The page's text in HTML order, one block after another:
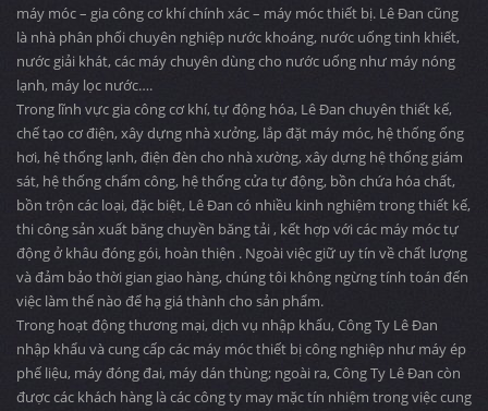
máy móc – gia công cơ khí chính xác – máy móc thiết bị. Lê Đan cũng
là nhà phân phối chuyên nghiệp nước khoáng, nước uống tinh khiết,
nước giải khát, các máy chuyên dùng cho nước uống như máy nóng
lạnh, máy lọc nước….
Trong lĩnh vực gia công cơ khí, tự động hóa, Lê Đan chuyên thiết kế,
chế tạo cơ điện, xây dựng nhà xưởng, lắp đặt máy móc, hệ thống ống
hơi, hệ thống lạnh, điện đèn cho nhà xường, xây dựng hệ thống giám
sát, hệ thống chấm công, hệ thống cửa tự động, bồn chứa hóa chất,
bồn trộn các loại, đặc biệt, Lê Đan có nhiều kinh nghiệm trong thiết kế,
thi công sản xuất băng chuyền băng tải , kết hợp với các máy móc tự
động ở khâu đóng gói, hoàn thiện . Ngoài việc giữ uy tín về chất lượng
và đảm bảo thời gian giao hàng, chúng tôi không ngừng tính toán đến
việc làm thế nào để hạ giá thành cho sản phẩm.
Trong hoạt động thương mại, dịch vụ nhập khẩu, Công Ty Lê Đan
nhập khẩu và cung cấp các máy móc thiết bị công nghiệp như máy ép
phế liệu, máy đóng đai, máy dán thùng; ngoài ra, Công Ty Lê Đan còn
được các khách hàng là các công ty may mặc tín nhiệm trong việc cung